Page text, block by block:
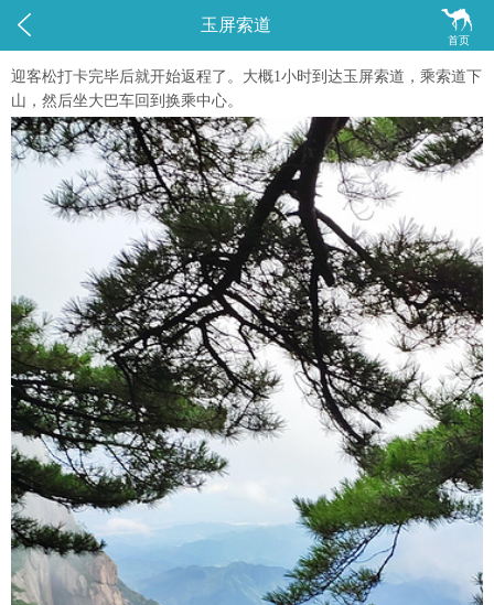
 
首页
玉屏索道
迎客松打卡完毕后就开始返程了。大概1小时到达玉屏索道，乘索道下
山，然后坐大巴车回到换乘中心。